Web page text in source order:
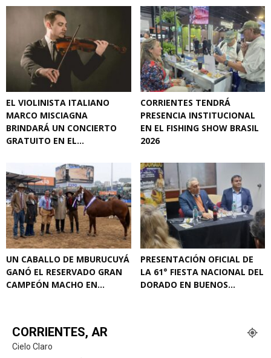
EL VIOLINISTA ITALIANO
MARCO MISCIAGNA
BRINDARÁ UN CONCIERTO
GRATUITO EN EL...
CORRIENTES TENDRÁ
PRESENCIA INSTITUCIONAL
EN EL FISHING SHOW BRASIL
2026
UN CABALLO DE MBURUCUYÁ
GANÓ EL RESERVADO GRAN
CAMPEÓN MACHO EN...
PRESENTACIÓN OFICIAL DE
LA 61° FIESTA NACIONAL DEL
DORADO EN BUENOS...
CORRIENTES, AR
Cielo Claro